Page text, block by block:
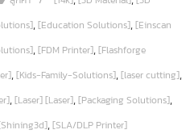
,[Education Solutions],[Einscan
,[FDM Printer],[Flashforge
,[Kids-Family-Solutions],[laser cutting],
,[Laser] [Laser],[Packaging Solutions],
,[SLA/DLP Printer]